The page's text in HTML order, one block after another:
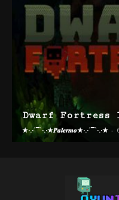
Dwarf
★·.·´¯`·.·★𝑷𝒂𝒍𝒆𝒓𝒎𝒐★·.·´¯`·.·★ -